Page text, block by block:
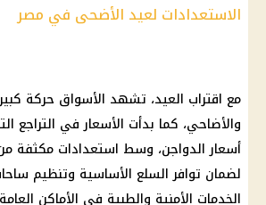
الاستعدادات لعيد الأضحى في مصر
مع اقتراب العيد، تشهد الأسواق حركة
والأضاحي، كما بدأت الأسعارفي التراجع
أسعار الدواجن، وسط استعدادات مكثفة
لضمان توافرالسلع الأساسية وتنظيم
الخدمات الأمنية والطبية في الأماكن